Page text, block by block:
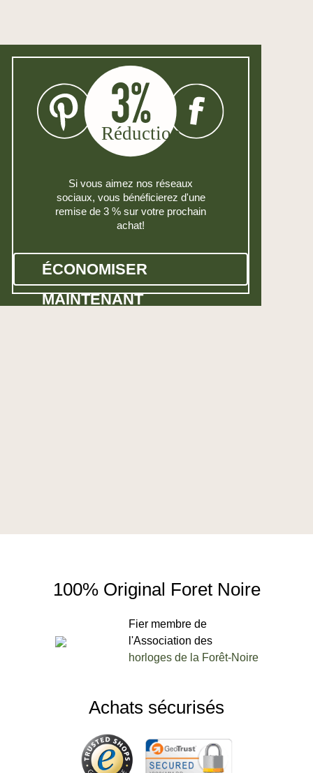
Si vous aimez nos réseaux
sociaux, vous bénéficierez d'une
remise de 3 % sur votre prochain
achat!
ÉCONOMISER
MAINTENANT
100% Original Foret Noire
Fier membre de
l'Association des
horloges de la Forêt-Noire
Achats sécurisés